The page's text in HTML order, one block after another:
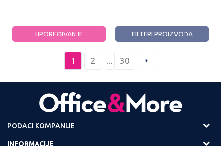
UPOREĐIVANJE FILTERI PROIZVODA
1 2 ... 30
PODACI KOMPANIJE
Adresa :
INFORMACIJE